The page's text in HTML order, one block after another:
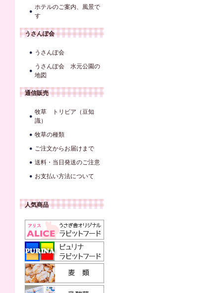
ホテルのご案内、風景で
す
うさんぽ会
うさんぽ会
うさんぽ会 水元公園の
地図
通信販売
牧草 トリビア（豆知
識）
牧草の種類
ご注文からお届けまで
送料・当日発送のご注意
お支払い方法について
人気商品